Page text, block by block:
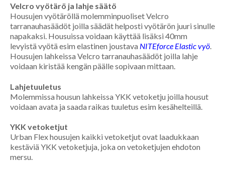
Velcro vyötärö ja lahje säätö
Housujen vyötäröllä molemminpuoliset Velcro
tarranauhasäädöt joilla säädät helposti vyötärön juuri sinulle
napakaksi. Housuissa voidaan käyttää lisäksi 40mm
levyistä vyötä esim elastinen joustava NITEforce Elastic vyö
Housujen lahkeissa Velcro tarranauhasäädöt joilla lahje
voidaan kiristää kengän päälle sopivaan mittaan.
Lahjetuuletus
Molemmissa housun lahkeissa YKK vetoketju joilla housut
voidaan avata ja saada raikas tuuletus esim kesähelteillä.
YKK vetoketjut
Urban Flex housujen kaikki vetoketjut ovat laadukkaan
kestäviä YKK vetoketjuja, joka on vetoketjujen ehdoton
mersu.